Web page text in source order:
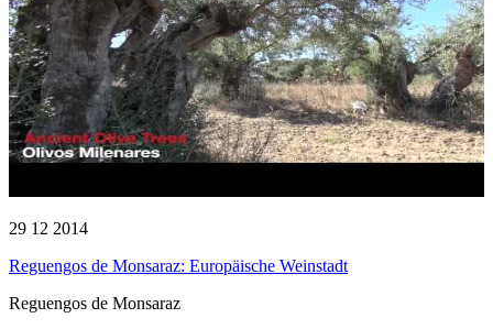
29 12 2014
Reguengos de Monsaraz: Europäische Weinstadt
Reguengos de Monsaraz